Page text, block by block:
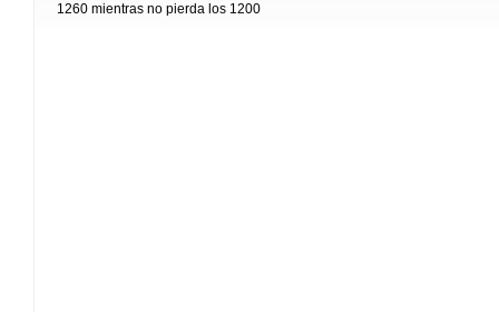
1260 mientras no pierda los 1200